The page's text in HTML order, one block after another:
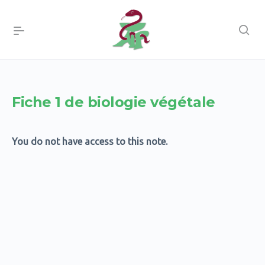
Fiche 1 de biologie végétale
You do not have access to this note.